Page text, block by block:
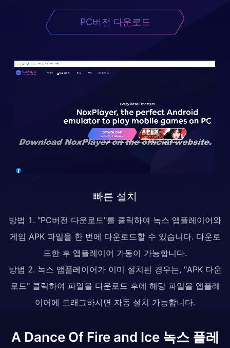
PC버전 다운로드
빠른 설치
방법 1. "PC버전 다운로드"를 클릭하여 녹스 앱플레이어와
게임 APK 파일을 한 번에 다운로드할 수 있습니다. 다운로
드한 후 앱플레이어 가동이 가능합니다.
방법 2. 녹스 앱플레이어가 이미 설치된 경우는, "APK 다운
로드" 클릭하여 파일을 다운로드 후에 해당 파일을 앱플레
이어에 드래그하시면 자동 설치 가능합니다.
A Dance Of Fire and Ice 녹스 플레